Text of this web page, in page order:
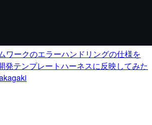
ワークのエラーハンドリングの仕様を
発テンプレートハーネスに反映してみた